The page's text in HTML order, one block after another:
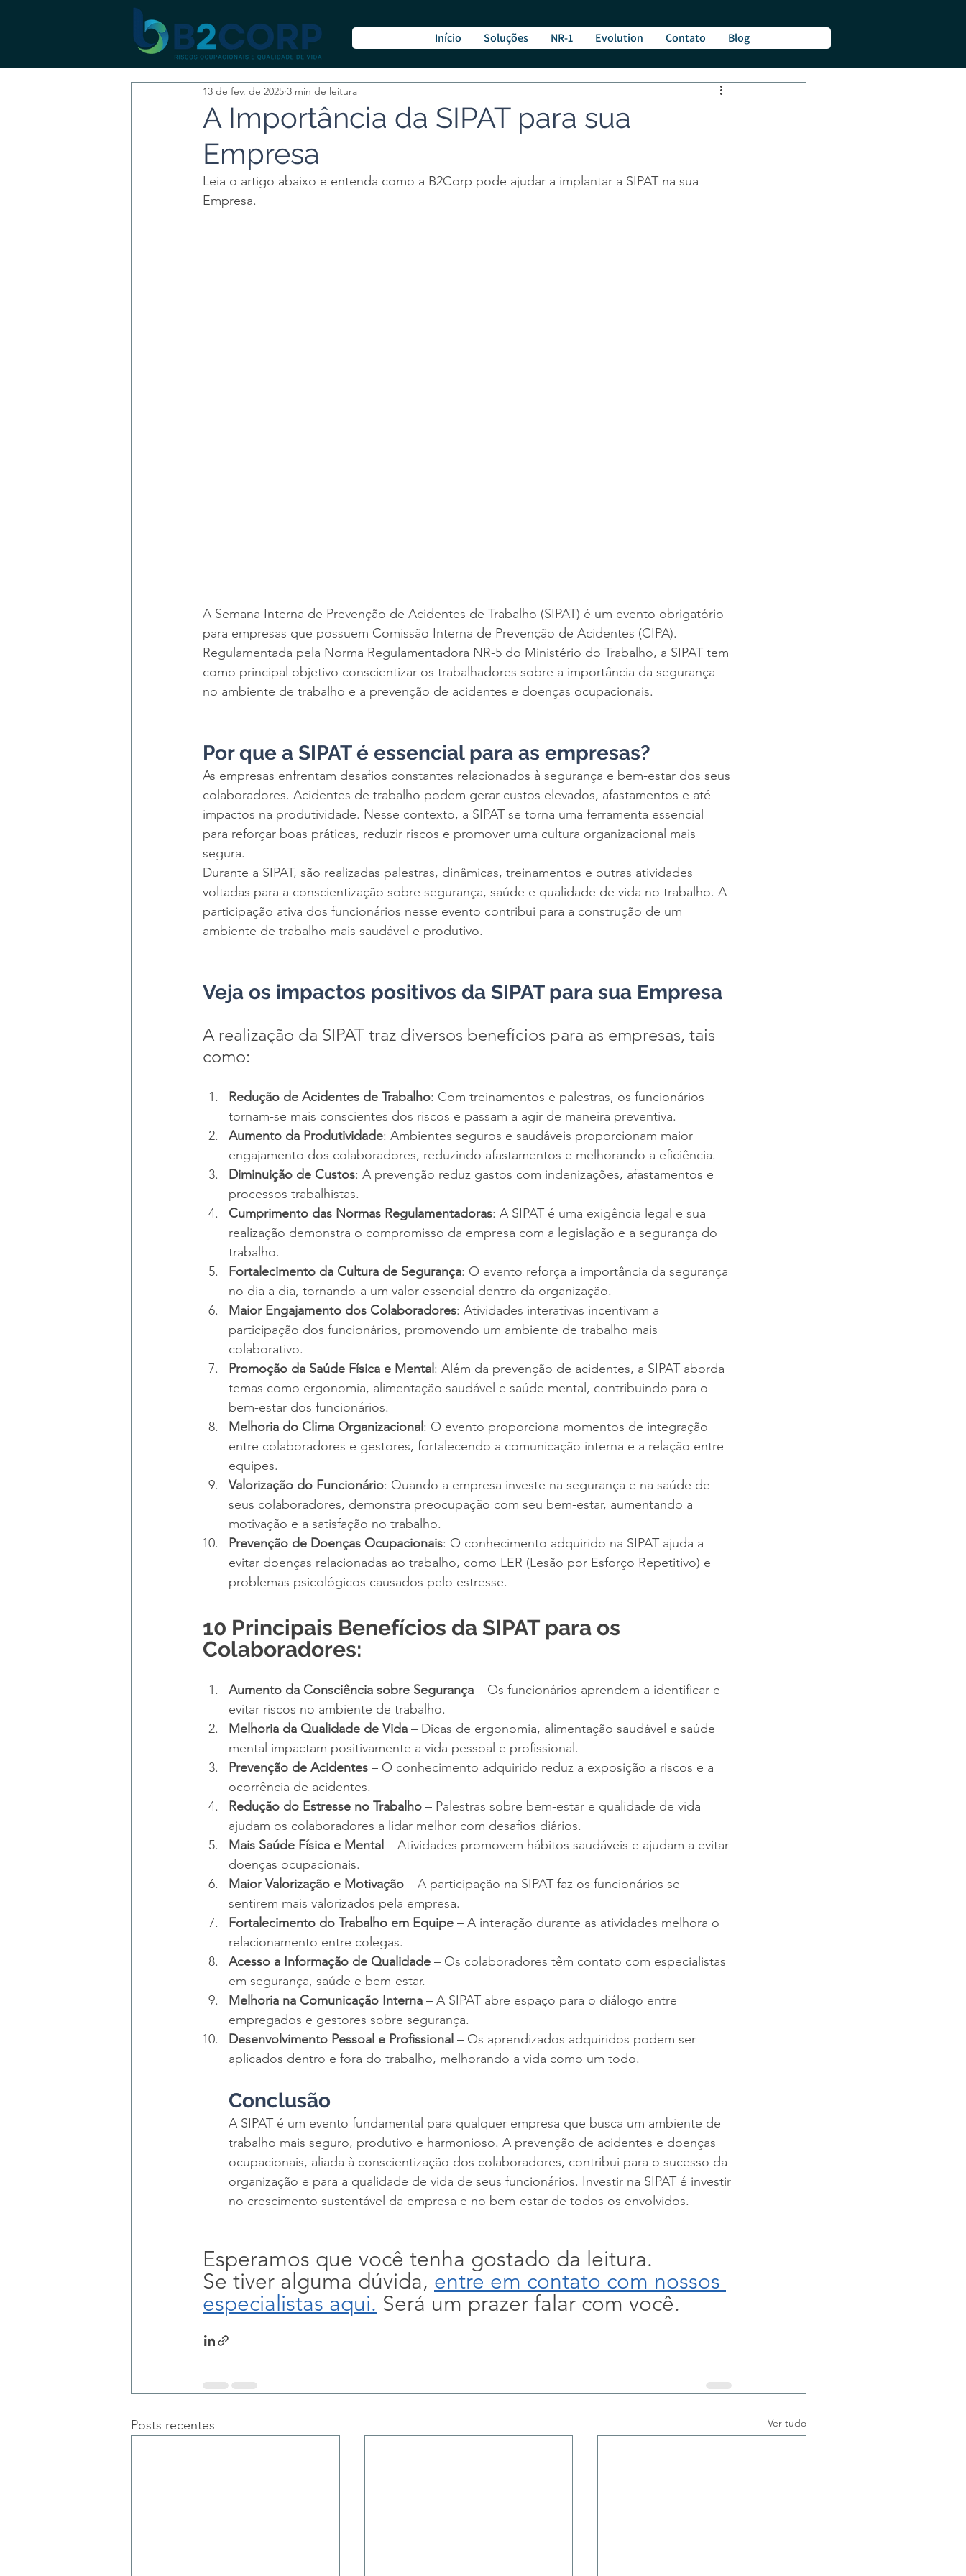
Início Soluções NR-1 Evolution Contato Blog
A Importância da SIPAT para sua
Empresa
13 de fev. de 2025 3 min de leitura
Leia o artigo abaixo e entenda como a B2Corp pode ajudar a implantar a SIPAT na sua
Empresa.
A Semana Interna de Prevenção de Acidentes de Trabalho (SIPAT) é um evento obrigatório
para empresas que possuem Comissão Interna de Prevenção de Acidentes (CIPA).
Regulamentada pela Norma Regulamentadora NR-5 do Ministério do Trabalho, a SIPAT tem
como principal objetivo conscientizar os trabalhadores sobre a importância da segurança
no ambiente de trabalho e a prevenção de acidentes e doenças ocupacionais.
Por que a SIPAT é essencial para as empresas?
As empresas enfrentam desafios constantes relacionados à segurança e bem-estar dos seus
colaboradores. Acidentes de trabalho podem gerar custos elevados, afastamentos e até
impactos na produtividade. Nesse contexto, a SIPAT se torna uma ferramenta essencial
para reforçar boas práticas, reduzir riscos e promover uma cultura organizacional mais
segura.
Durante a SIPAT, são realizadas palestras, dinâmicas, treinamentos e outras atividades
voltadas para a conscientização sobre segurança, saúde e qualidade de vida no trabalho. A
participação ativa dos funcionários nesse evento contribui para a construção de um
ambiente de trabalho mais saudável e produtivo.
Veja os impactos positivos da SIPAT para sua Empresa
A realização da SIPAT traz diversos benefícios para as empresas, tais
como:
Redução de Acidentes de Trabalho: Com treinamentos e palestras, os funcionários
tornam-se mais conscientes dos riscos e passam a agir de maneira preventiva.
Aumento da Produtividade: Ambientes seguros e saudáveis proporcionam maior
engajamento dos colaboradores, reduzindo afastamentos e melhorando a eficiência.
Diminuição de Custos: A prevenção reduz gastos com indenizações, afastamentos e
processos trabalhistas.
Cumprimento das Normas Regulamentadoras: A SIPAT é uma exigência legal e sua
realização demonstra o compromisso da empresa com a legislação e a segurança do
trabalho.
Fortalecimento da Cultura de Segurança: O evento reforça a importância da segurança
no dia a dia, tornando-a um valor essencial dentro da organização.
Maior Engajamento dos Colaboradores: Atividades interativas incentivam a
participação dos funcionários, promovendo um ambiente de trabalho mais
colaborativo.
Promoção da Saúde Física e Mental: Além da prevenção de acidentes, a SIPAT aborda
temas como ergonomia, alimentação saudável e saúde mental, contribuindo para o
bem-estar dos funcionários.
Melhoria do Clima Organizacional: O evento proporciona momentos de integração
entre colaboradores e gestores, fortalecendo a comunicação interna e a relação entre
equipes.
Valorização do Funcionário: Quando a empresa investe na segurança e na saúde de
seus colaboradores, demonstra preocupação com seu bem-estar, aumentando a
motivação e a satisfação no trabalho.
Prevenção de Doenças Ocupacionais: O conhecimento adquirido na SIPAT ajuda a
evitar doenças relacionadas ao trabalho, como LER (Lesão por Esforço Repetitivo) e
problemas psicológicos causados pelo estresse.
10 Principais Benefícios da SIPAT para os
Colaboradores:
Aumento da Consciência sobre Segurança – Os funcionários aprendem a identificar e
evitar riscos no ambiente de trabalho.
Melhoria da Qualidade de Vida – Dicas de ergonomia, alimentação saudável e saúde
mental impactam positivamente a vida pessoal e profissional.
Prevenção de Acidentes – O conhecimento adquirido reduz a exposição a riscos e a
ocorrência de acidentes.
Redução do Estresse no Trabalho – Palestras sobre bem-estar e qualidade de vida
ajudam os colaboradores a lidar melhor com desafios diários.
Mais Saúde Física e Mental – Atividades promovem hábitos saudáveis e ajudam a evitar
doenças ocupacionais.
Maior Valorização e Motivação – A participação na SIPAT faz os funcionários se
sentirem mais valorizados pela empresa.
Fortalecimento do Trabalho em Equipe – A interação durante as atividades melhora o
relacionamento entre colegas.
Acesso a Informação de Qualidade – Os colaboradores têm contato com especialistas
em segurança, saúde e bem-estar.
Melhoria na Comunicação Interna – A SIPAT abre espaço para o diálogo entre
empregados e gestores sobre segurança.
Desenvolvimento Pessoal e Profissional – Os aprendizados adquiridos podem ser
aplicados dentro e fora do trabalho, melhorando a vida como um todo.
Conclusão
A SIPAT é um evento fundamental para qualquer empresa que busca um ambiente de
trabalho mais seguro, produtivo e harmonioso. A prevenção de acidentes e doenças
ocupacionais, aliada à conscientização dos colaboradores, contribui para o sucesso da
organização e para a qualidade de vida de seus funcionários. Investir na SIPAT é investir
no crescimento sustentável da empresa e no bem-estar de todos os envolvidos.
Esperamos que você tenha gostado da leitura.
Se tiver alguma dúvida, entre em contato com nossos
especialistas aqui. Será um prazer falar com você.
Posts recentes Ver tudo